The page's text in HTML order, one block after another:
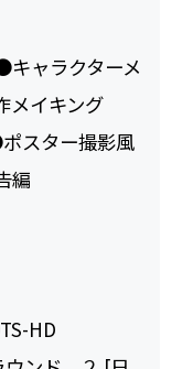
ャラクターメ
メイキング
スター撮影風
編
HD